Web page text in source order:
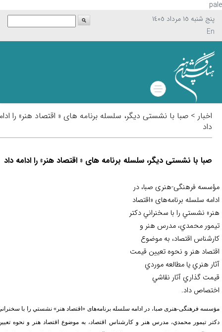
پنج شنبه ١٥ مرداد ١٤٠٥
اخبار > صبا با نشستی دیگر، سلسله برنامه های « اقتصاد هنر» را ادامه
داد
صبا با نشستی دیگر، سلسله برنامه های « اقتصاد هنر» را ادامه داد
فرهنگی-هنری صبا، در
سلسله برنامه‌های «اقتصاد
نشستي را با سخنراني دكتر
محمدي، مدرس هنر و
اقتصاد، به موضوع
هنر و نحوه تعيين قيمت
هنري يا مطالعه موردي
گذاري آثار نقاشي
داد.
فرهنگی-هنری صبا، در ادامه سلسله برنامه‌های «اقتصاد هنر» نشستي را با سخنراني
تيمور محمدي، مدرس هنر و كارشناس اقتصاد، به موضوع اقتصاد هنر و نحوه تعيين